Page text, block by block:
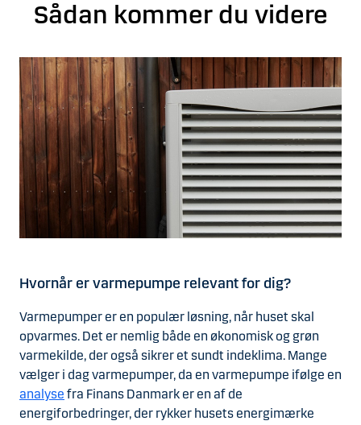
Sådan kommer du videre
Hvornår er varmepumpe relevant for dig?
Varmepumper er en populær løsning, når huset skal
opvarmes. Det er nemlig både en økonomisk og grøn
varmekilde, der også sikrer et sundt indeklima. Mange
vælger i dag varmepumper, da en varmepumpe ifølge en
analyse fra Finans Danmark er en af de
energiforbedringer, der rykker husets energimærke